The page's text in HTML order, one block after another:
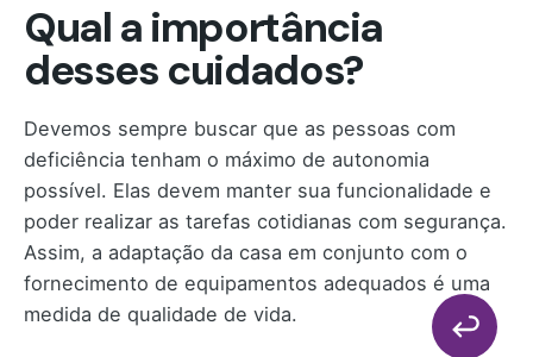
Qual a importância
desses cuidados?
Devemos sempre buscar que as pessoas com
deficiência tenham o máximo de autonomia
possível. Elas devem manter sua funcionalidade e
poder realizar as tarefas cotidianas com segurança.
Assim, a adaptação da casa em conjunto com o
fornecimento de equipamentos adequados é uma
medida de qualidade de vida.